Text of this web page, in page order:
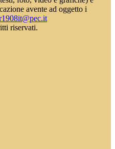
avente ad oggetto i
riservati.